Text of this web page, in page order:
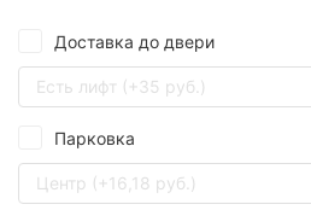
Доставка до двери
Есть лифт (+35 руб.)
Парковка
Центр (+16,18 руб.)